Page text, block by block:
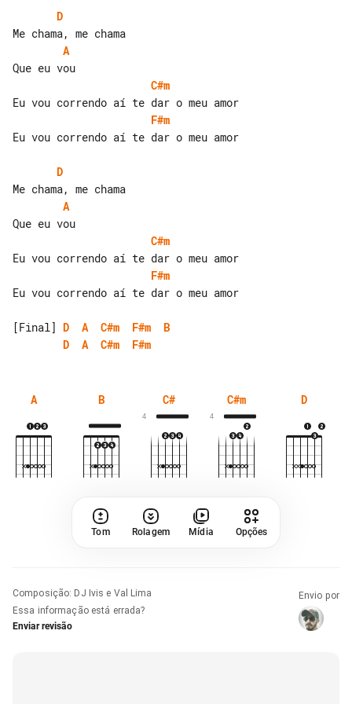
D
A
C#m
F#m
Eu vou correndo aí te dar o meu amor
D
A
C#m
F#m
Eu vou correndo aí te dar o meu amor
[Final] D A C#m F#m
B
D
A C#m F#m
A B C#
4
C#m
4
D
Tom Rolagem Mídia Opções
Composição: DJ Ivis e Val Lima
Essa informação está errada?
Enviar revisão
Envio por